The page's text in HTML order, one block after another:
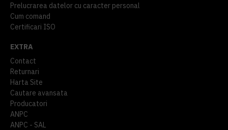
Prelucrarea datelor cu caracter personal
Cum comand
Certificari ISO
EXTRA
Contact
Returnari
Harta Site
Cautare avansata
Producatori
ANPC
ANPC - SAL